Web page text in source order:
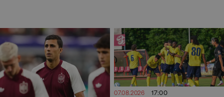
07.08.2026 17:00